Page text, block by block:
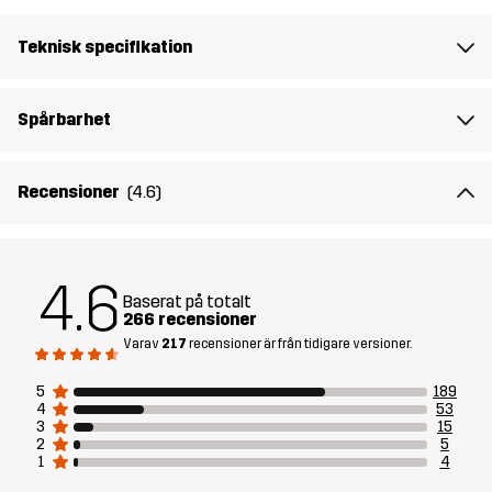
Versioner Tidigare version
Teknisk specifikation
Spårbarhet
Recensioner (4.6)
4.6 Baserat på totalt
266 recensioner
Varav 217 recensioner är från tidigare versioner.
5
189
4
53
3
15
2
5
1
4